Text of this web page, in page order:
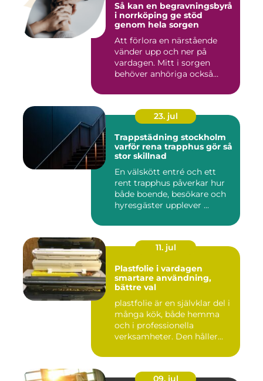
Så kan en begravningsbyrå
i norrköping ge stöd
genom hela sorgen
Att förlora en närstående
vänder upp och ner på
vardagen. Mitt i sorgen
behöver anhöriga också
23. jul
Trappstädning stockholm
varför rena trapphus gör så
stor skillnad
En välskött entré och ett
rent trapphus påverkar hur
både boende, besökare och
hyresgäster upplever ...
11. jul
Plastfolie i vardagen
smartare användning,
bättre val
plastfolie är en självklar del i
många kök, både hemma
och i professionella
verksamheter. Den håller...
09. jul